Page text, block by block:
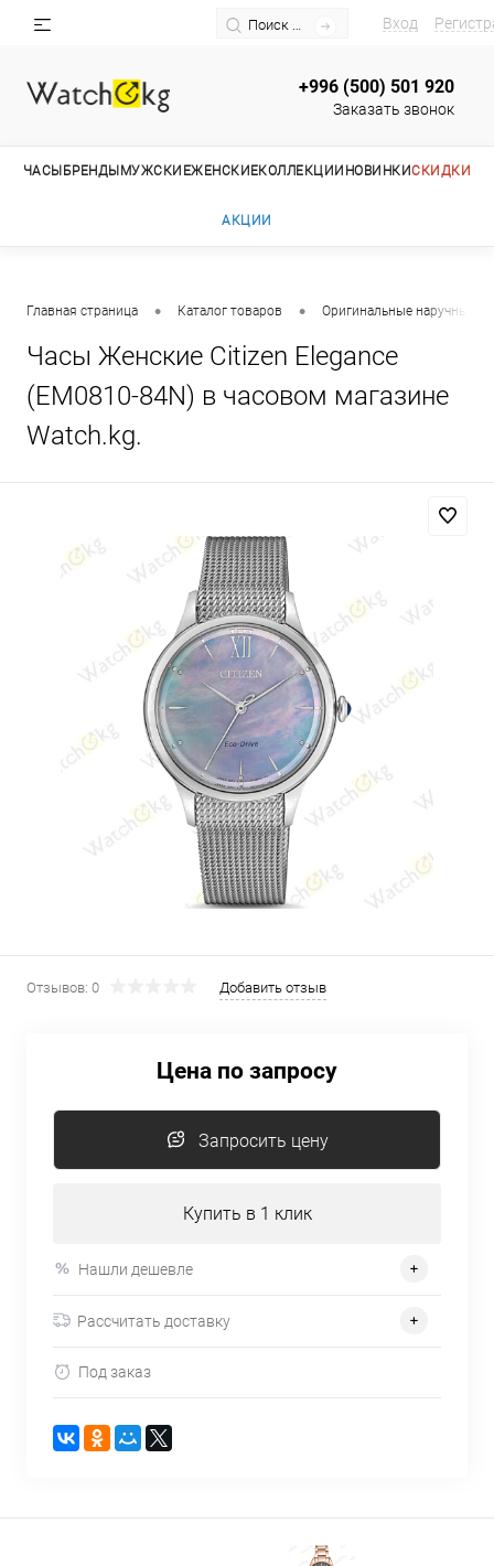
Вход
+996 (500) 501 920
Заказать звонок
ЧАСЫ БРЕНДЫ МУЖСКИЕЖЕНСКИЕКОЛЛЕКЦИИ НОВИНКИСКИДКИ
АКЦИИ
Главная страница • Каталог товаров • Оригинальные наручные
Часы Женские Citizen Elegance
(EM0810-84N) в часовом магазине
Watch.kg.
Отзывов: 0 Добавить отзыв
Цена по запросу
Запросить цену
Купить в 1 клик
Нашли дешевле
Рассчитать доставку
Под заказ